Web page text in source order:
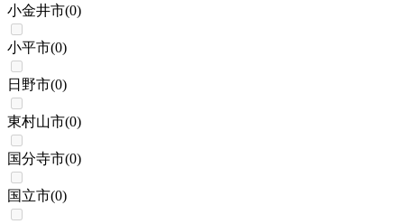
小金井市(0)
小平市(0)
日野市(0)
東村山市(0)
国分寺市(0)
国立市(0)